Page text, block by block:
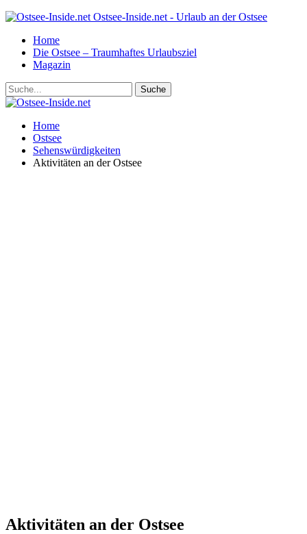
Ostsee-Inside.net - Urlaub an der Ostsee
Home
Die Ostsee – Traumhaftes Urlaubsziel
Magazin
Home
Ostsee
Sehenswürdigkeiten
Aktivitäten an der Ostsee
Aktivitäten an der Ostsee